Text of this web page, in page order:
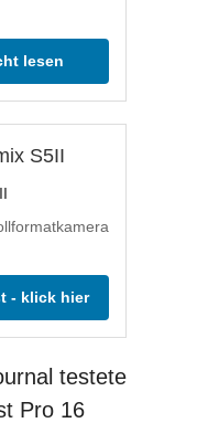
lesen
S5II
- klick hier
testete
Pro 16